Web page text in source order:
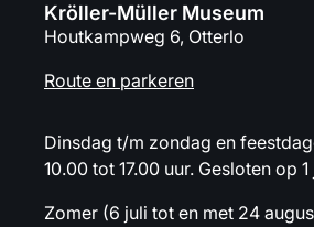
Kröller-Müller Museum
Houtkampweg 6, Otterlo
Route en parkeren
Dinsdag t/m zondag en
10.00 tot 17.00 uur. Gesloten op
Zomer (6 juli tot en met 24